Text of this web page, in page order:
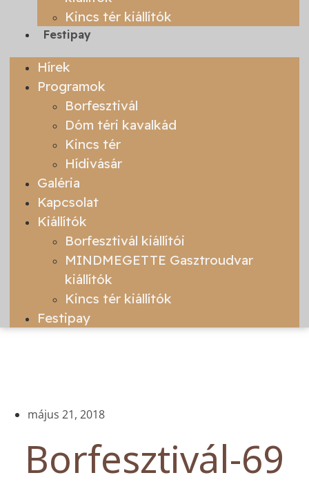
Kincs tér kiállítók
Festipay
Hírek
Programok
Borfesztivál
Dóm téri kavalkád
Kincs tér
Hídivásár
Galéria
Kapcsolat
Kiállítók
Borfesztivál kiállítói
MINDMEGETTE Gasztroudvar
kiállítók
Kincs tér kiállítók
Festipay
május 21, 2018
Borfesztivál-69